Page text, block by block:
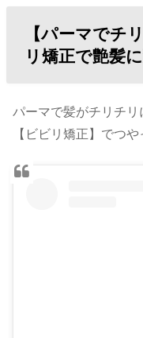
【パーマでチ
リ矯正で艶髪
パーマで髪がチリチリ
【ビビリ矯正】でつ